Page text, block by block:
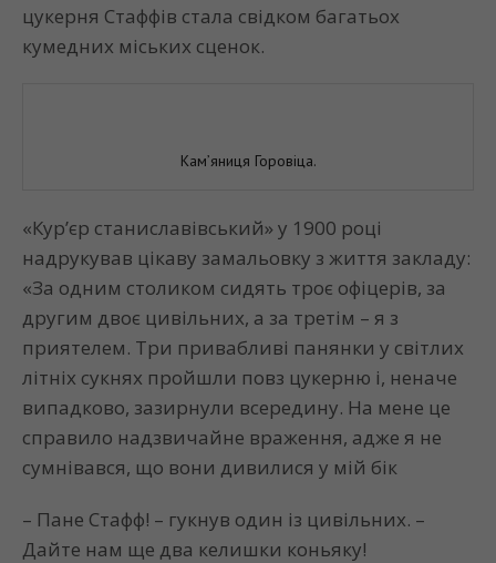
цукерня Стаффів стала свідком багатьох
кумедних міських сценок.
Кам’яниця Горовіца.
«Кур’єр станиславівський» у 1900 році
надрукував цікаву замальовку з життя закладу:
«За одним столиком сидять троє офіцерів, за
другим двоє цивільних, а за третім – я з
приятелем. Три привабливі панянки у світлих
літніх сукнях пройшли повз цукерню і, неначе
випадково, зазирнули всередину. На мене це
справило надзвичайне враження, адже я не
сумнівався, що вони дивилися у мій бік
– Пане Стафф! – гукнув один із цивільних. –
Дайте нам ще два келишки коньяку!